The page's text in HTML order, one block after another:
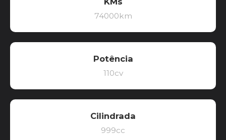
74000km
Potência
110cv
Cilindrada
999cc